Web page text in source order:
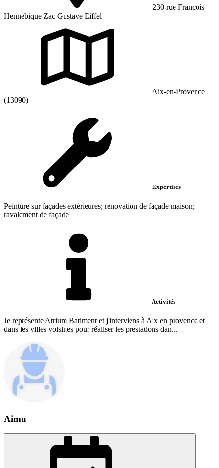
230 rue Francois
Hennebique Zac Gustave Eiffel
Aix-en-Provence
(13090)
Expertises
Peinture sur façades extérieures; rénovation de façade maison;
ravalement de façade
Activités
Je représente Atrium Batiment et j'interviens à Aix en provence et
dans les villes voisines pour réaliser les prestations dan...
Aimu